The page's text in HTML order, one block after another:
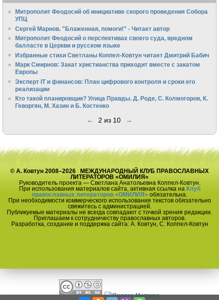
Митрополит Феодосий об инициативе скорого проведения Собора
УПЦ
Сергей Марнов. "Блаженная, помоги!" - Читает автор
Митрополит Феодосий о перспективах своего суда, вредном
балласте в Церкви и русском языке
Избранные стихи Светланы Коппел-Ковтун читает Дмитрий Бабич
Марк Смирнов: Закат христианства приходит вместе с закатом
Европы
Эксперт IT и финансов: План цифрового контроля и сроки его
реализации
Кто такой планировщик? Улица Правды. Д. Роде, С. Колмогоров, К.
Геворгян, М. Хазин и Б. Костенко
← 2 из 10 →
© А. Ковтун 2008–2026 МЕЖДУНАРОДНЫЙ КЛУБ ПРАВОСЛАВНЫХ
ЛИТЕРАТОРОВ «ОМИЛИЯ»
Руководитель проекта — Светлана Анатольевна Коппел-Ковтун.
При использования материалов сайта, активная ссылка на Клуб
православных литераторов «ОМИЛИЯ» обязательна.
При необходимости коммерческого использования текстов обязательно
свяжитесь с администрацией.
Публикуемые материалы не всегда совпадают с точкой зрения редакции.
Приглашаем к сотрудничеству православных авторов.
Разработка, создание и поддержка сайта: А. Ковтун, С. Коппел-Ковтун